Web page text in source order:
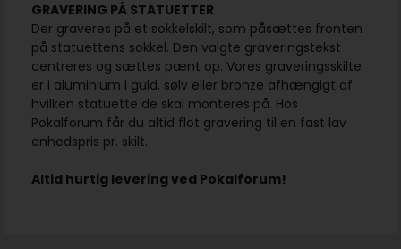
GRAVERING PÅ STATUETTER
Der graveres på et sokkelskilt, som påsættes fronten
på statuettens sokkel. Den valgte graveringstekst
centreres og sættes pænt op. Vores graveringsskilte
er i aluminium i guld, sølv eller bronze afhængigt af
hvilken statuette de skal monteres på. Hos
Pokalforum får du altid flot gravering til en fast lav
enhedspris pr. skilt.
Altid hurtig levering ved Pokalforum!